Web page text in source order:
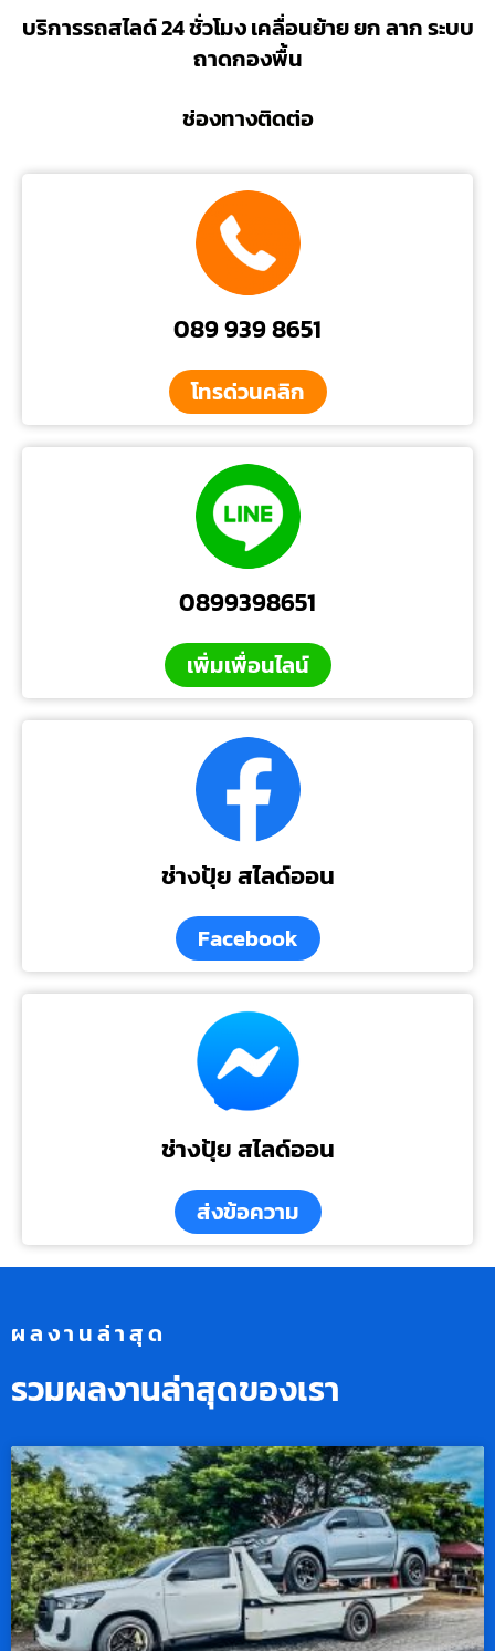
บริการรถสไลด์ 24 ชั่วโมง เคลื่อนย้าย ยก ลาก ระบบ
ถาดกองพื้น
ช่องทางติดต่อ
089 939 8651
โทรด่วนคลิก
0899398651
เพิ่มเพื่อนไลน์
ช่างปุ้ย สไลด์ออน
Facebook
ช่างปุ้ย สไลด์ออน
ส่งข้อความ
ผลงานล่าสุด
รวมผลงานล่าสุดของเรา